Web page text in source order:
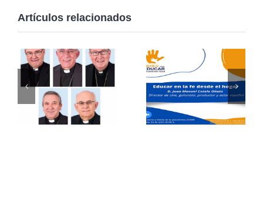
Artículos relacionados